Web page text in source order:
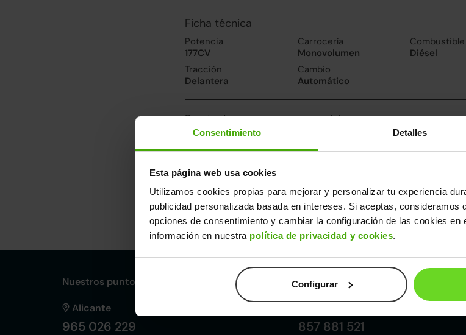
Consentimiento Detalles
Esta página web usa cookies
Utilizamos cookies propias para mejorar y personalizar tu experiencia
publicidad personalizada basada en intereses. Si aceptas,
opciones de consentimiento y cambiar la configuración de las cookies en
información en nuestra política de privacidad y cookies.
Configurar
Ficha técnica
Potencia
177CV
Carrocería
Monovolumen
Combustible
Diésel
Tracción
Delantera
Cambio
Automático
Prestaciones, consumo y emisiones
Velocidad máxima
210km/h
8.9segundos
Emisiones
147CO2
6.5l/100
Dimensiones y otros datos
Largo
Ancho
Alto
1,72m
Nuestros puntos de venta Clicars:
Alicante
965 026 229 857 881 521